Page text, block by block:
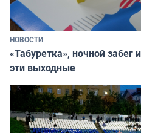
НОВОСТИ
«Табуретка», ночной
эти выходные